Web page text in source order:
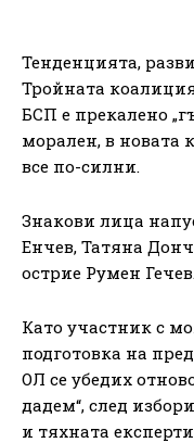
Тенденцията,
Тройната
БСП е прекалено
морален, в новата
все по-силни.
Знакови лица
Енчев, Татяна
острие Румен Гечев.
Като участник с
подготовка на
ОЛ се убедих
дадем“, след
и тяхната